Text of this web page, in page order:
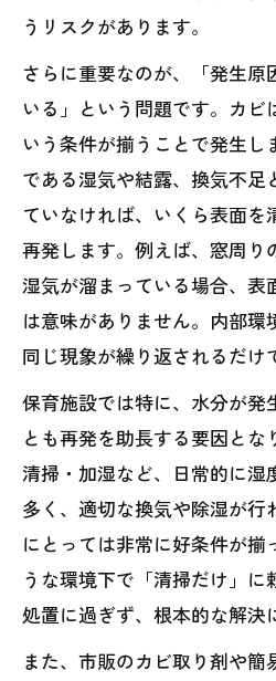
うリスクがあります。
さらに重要なのが、「発生原
いる」という問題です。カビ
いう条件が揃うことで発生
である湿気や結露、換気不足
ていなければ、いくら表面
再発します。例えば、窓周り
湿気が溜まっている場合、表
は意味がありません。内部環
同じ現象が繰り返されるだけ
保育施設では特に、水分が発
とも再発を助長する要因とな
清掃・加湿など、日常的に
多く、適切な換気や除湿が行
にとっては非常に好条件が揃
うな環境下で「清掃だけ」
処置に過ぎず、根本的な解決
また、市販のカビ取り剤や